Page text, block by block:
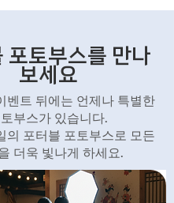
포토부스를 만나
보세요
벤트 뒤에는 언제나 특별한
부스가 있습니다.
의 포터블 포토부스로 모든
더욱 빛나게 하세요.